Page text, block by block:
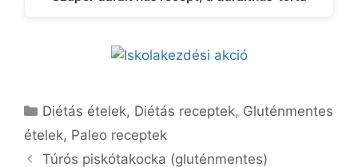
Kategória
Diétás ételek, Diétás receptek, Gluténmentes
ételek, Paleo receptek
Túrós piskótakocka (gluténmentes)